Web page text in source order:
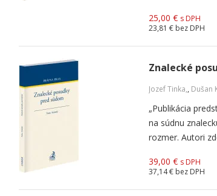
25,00 € s DPH
23,81 € bez DPH
Znalecké
Jozef Tinka,, Dušan
„Publikácia
na súdnu
rozmer. Autori
39,00 € s DPH
37,14 € bez DPH